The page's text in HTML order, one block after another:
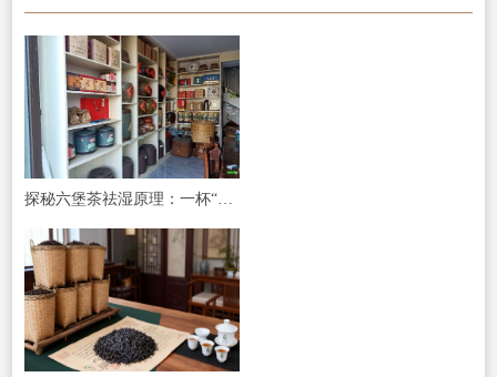
探秘六堡茶祛湿原理：一杯“祛湿大师”的科学与智慧